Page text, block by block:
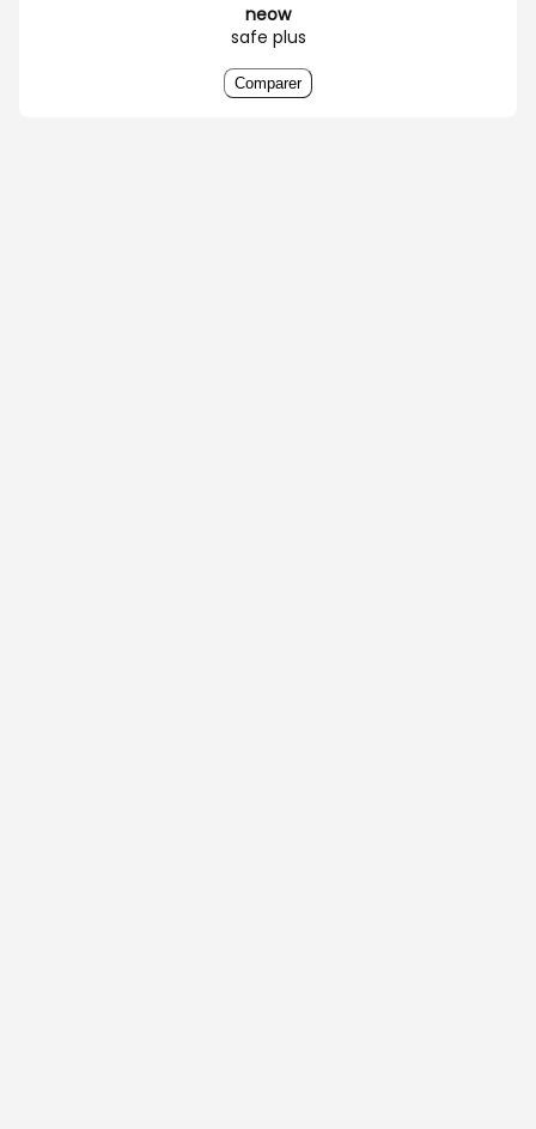
neow
safe plus
Comparer